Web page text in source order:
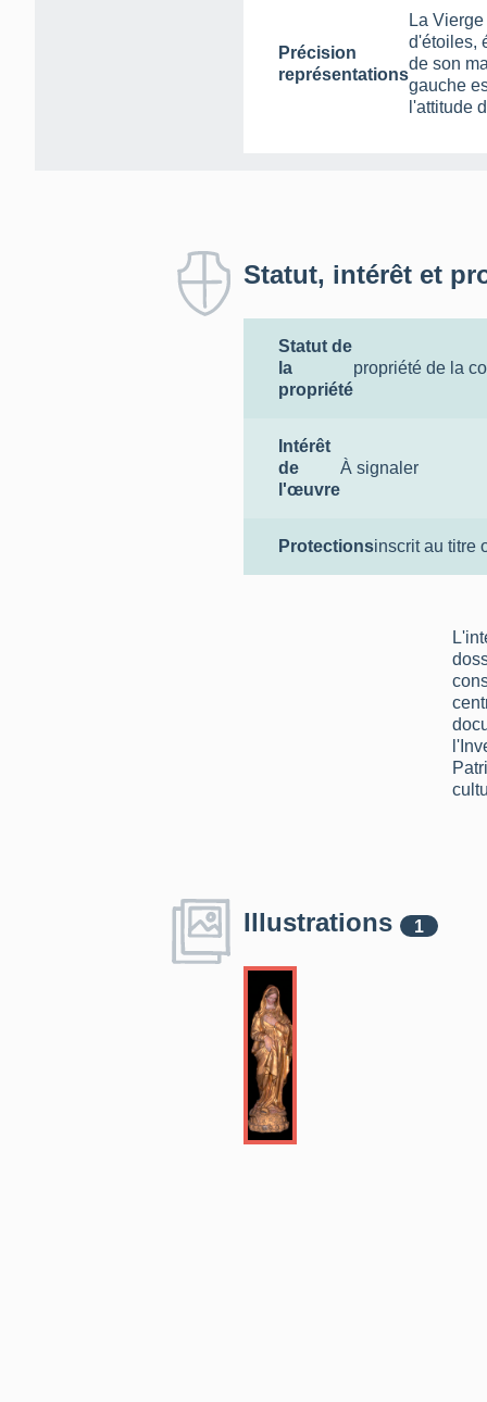
Précision
représentations
La
d'étoiles,
de son
gauche
l'attitude
Statut, intérêt et
Statut de
la
propriété
propriété de la
Intérêt
de
l'œuvre
À signaler
Protectionsinscrit au titre
Illustrations 1